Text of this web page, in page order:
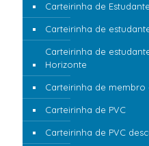
Carteirinha de
Carteirinha de
Carteirinha de
Horizonte
Carteirinha de membro
Carteirinha de PVC
Carteirinha de PVC